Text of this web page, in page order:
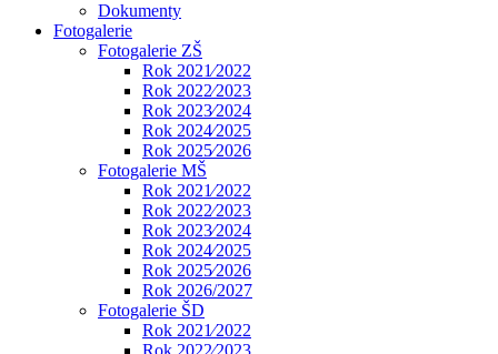
Dokumenty
Fotogalerie
Fotogalerie ZŠ
Rok 2021⁄2022
Rok 2022⁄2023
Rok 2023⁄2024
Rok 2024⁄2025
Rok 2025⁄2026
Fotogalerie MŠ
Rok 2021⁄2022
Rok 2022⁄2023
Rok 2023⁄2024
Rok 2024⁄2025
Rok 2025⁄2026
Rok 2026/2027
Fotogalerie ŠD
Rok 2021⁄2022
Rok 2022⁄2023